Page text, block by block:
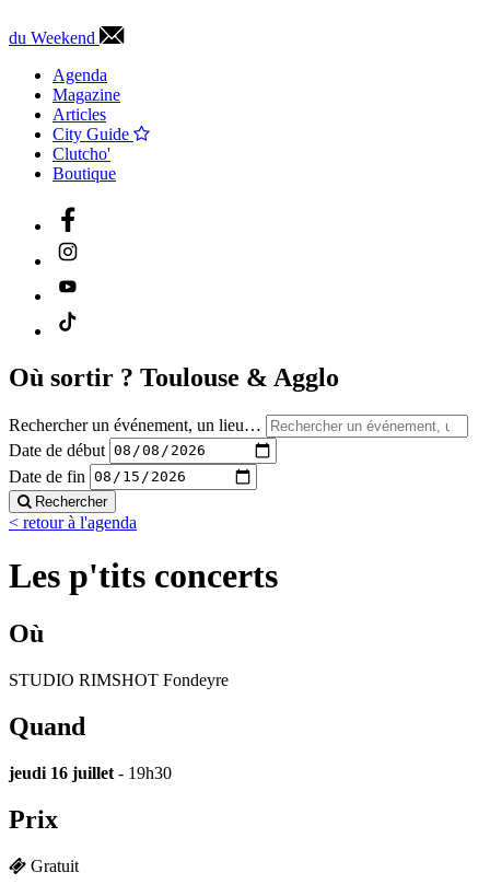
du Weekend
Agenda
Magazine
Articles
City Guide
Clutcho'
Boutique
Où sortir ? Toulouse & Agglo
Rechercher un événement, un lieu…
Date de début
Date de fin
Rechercher
< retour à l'agenda
Les p'tits concerts
Où
STUDIO RIMSHOT Fondeyre
Quand
jeudi 16 juillet - 19h30
Prix
Gratuit